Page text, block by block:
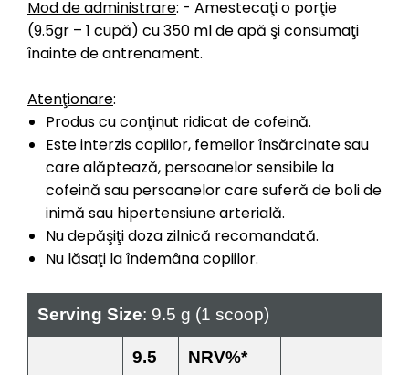
Mod de administrare: - Amestecaţi o porţie
(9.5gr – 1 cupă) cu 350 ml de apă şi consumaţi
înainte de antrenament.
Atenţionare:
Produs cu conţinut ridicat de cofeină.
Este interzis copiilor, femeilor însărcinate sau
care alăptează, persoanelor sensibile la
cofeină sau persoanelor care suferă de boli de
inimă sau hipertensiune arterială.
Nu depăşiţi doza zilnică recomandată.
Nu lăsaţi la îndemâna copiilor.
Serving Size: 9.5 g (1 scoop)
9.5
NRV%*